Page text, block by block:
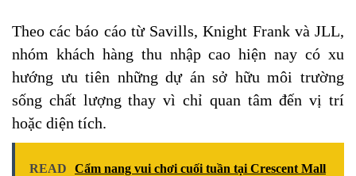
Theo các báo cáo từ Savills, Knight Frank và JLL,
nhóm khách hàng thu nhập cao hiện nay có xu
hướng ưu tiên những dự án sở hữu môi trường
sống chất lượng thay vì chỉ quan tâm đến vị trí
hoặc diện tích.
READ
Cẩm nang vui chơi cuối tuần tại Crescent Mall